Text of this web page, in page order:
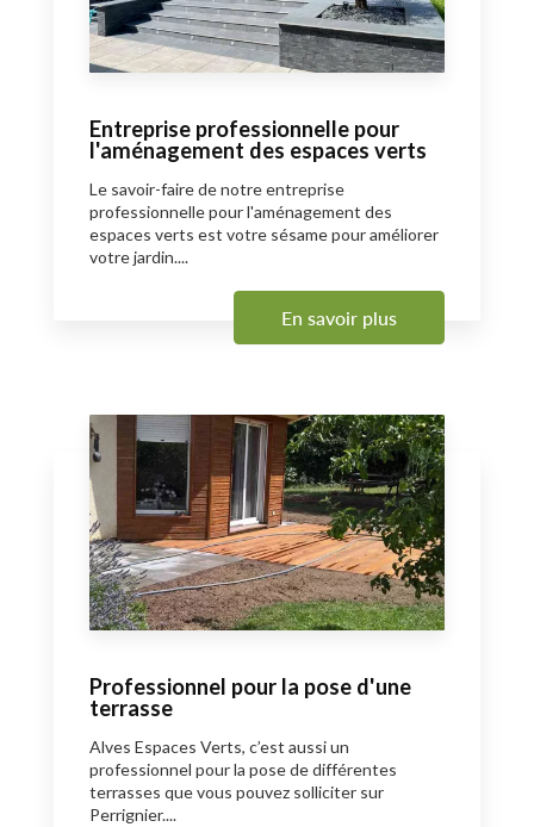
Entreprise professionnelle pour
l'aménagement des espaces verts
Le savoir-faire de notre entreprise
professionnelle pour l'aménagement des
espaces verts est votre sésame pour améliorer
votre jardin....
En savoir plus
Professionnel pour la pose d'une
terrasse
Alves Espaces Verts, c’est aussi un
professionnel pour la pose de différentes
terrasses que vous pouvez solliciter sur
Perrignier....